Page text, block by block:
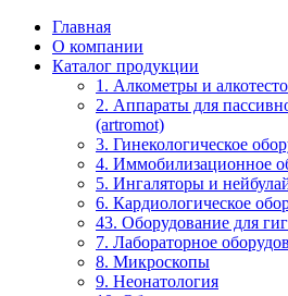
Главная
О компании
Каталог продукции
1. Алкометры и
2. Аппараты для
(artromot)
3. Гинекологическое
4. Иммобилизационное
5. Ингаляторы и
6. Кардиологическое
43. Оборудование для
7. Лабораторное
8. Микроскопы
9. Неонатология